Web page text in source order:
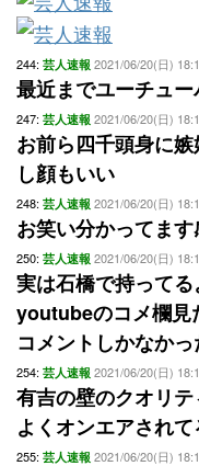
244: 芸人速報 2021/06/20(日)
最近までユーチュ
247: 芸人速報 2021/06/20(日)
お前ら四千頭身に
し顔もいい
248: 芸人速報 2021/06/20(日)
お笑い分かってま
250: 芸人速報 2021/06/20(日)
実は石橋で持って
youtubeのコメ欄見
コメントしかなか
254: 芸人速報 2021/06/20(日)
有吉の壁のクオリ
よくオンエアされ
255: 芸人速報 2021/06/20(日)